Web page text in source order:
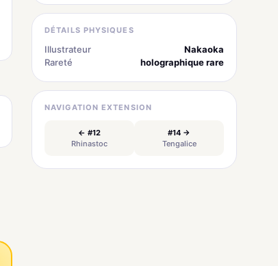
DÉTAILS PHYSIQUES
Illustrateur
Nakaoka
Rareté
holographique rare
NAVIGATION EXTENSION
← #12
Rhinastoc
#14 →
Tengalice